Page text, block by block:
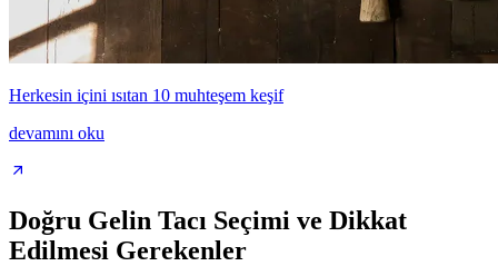
Herkesin içini ısıtan 10 muhteşem keşif
devamını oku
Doğru Gelin Tacı Seçimi ve Dikkat
Edilmesi Gerekenler